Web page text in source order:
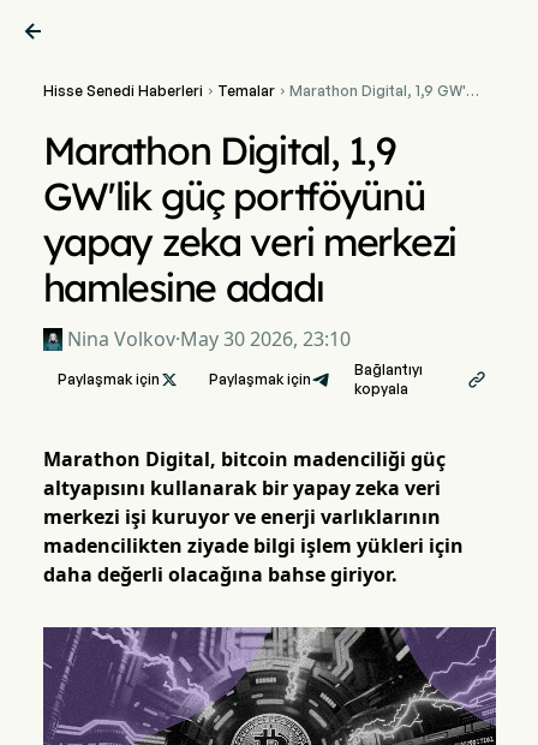

Hisse Senedi Haberleri  Temalar Marathon Digital, 1,9 GW'lik
adadı
Marathon Digital, 1,9
GW'lik güç portföyünü
yapay zeka veri merkezi
hamlesine adadı
Nina Volkov·May 30 2026, 23:10
Paylaşmak için  Paylaşmak için
Bağlantıyı
kopyala

Marathon Digital, bitcoin madenciliği güç
altyapısını kullanarak bir yapay zeka veri
merkezi işi kuruyor ve enerji varlıklarının
madencilikten ziyade bilgi işlem yükleri için
daha değerli olacağına bahse giriyor.